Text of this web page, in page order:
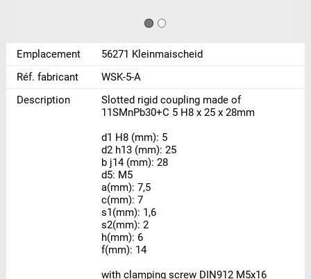
Emplacement
56271 Kleinmaischeid
Réf. fabricant
WSK-5-A
Description
Slotted rigid coupling made of
11SMnPb30+C 5 H8 x 25 x 28mm
d1 H8 (mm): 5
d2 h13 (mm): 25
b j14 (mm): 28
d5: M5
a(mm): 7,5
c(mm): 7
s1(mm): 1,6
s2(mm): 2
h(mm): 6
f(mm): 14
with clamping screw DIN912 M5x16